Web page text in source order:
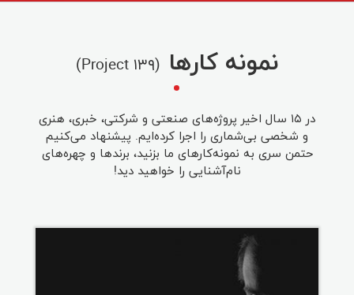
نمونه کارها (۱۳۹ Project)
در ۱۵ سال اخیر پروژه‌های صنعتی و شرکتی، خبری، هنری
و شخصی بی‌شماری را اجرا کرده‌ایم. پیشنهاد می‌کنیم
حتمن سری به نمونه‌کارهای ما بزنید، برندها و چهره‌های
نام‌آشنایی را خواهید دید!